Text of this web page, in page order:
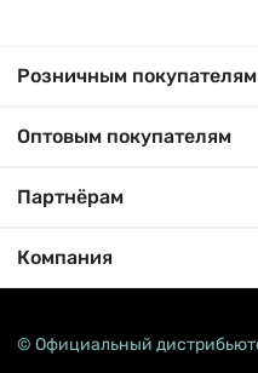
Розничным покупателям
Оптовым покупателям
Партнёрам
Компания
© Официальный